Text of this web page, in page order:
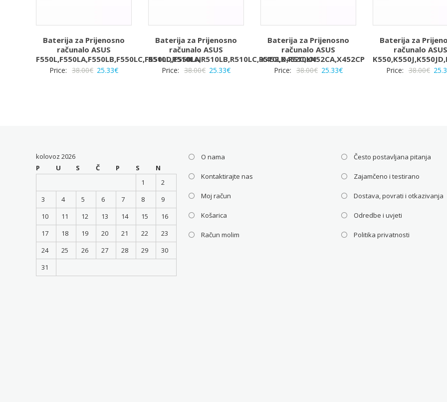
Baterija za Prijenosno
računalo ASUS
F550L,F550LA,F550LB,F550LC,F550LD,F550LN
Price: 38.00€ Izvorna
25.33€Trenutna
Baterija za Prijenosno
računalo ASUS
R510L,R510LA,R510LB,R510LC,R510LD,R510LN
Price: 38.00€ Izvorna
25.33€Trenutna
Baterija za Prijenosno
računalo ASUS
X452,X452C,X452CA,X452CP
Price: 38.00€ Izvorna
25.33€Trenutna
Baterija za
računalo ASUS
Price: 38.00€
kolovoz 2026
P
U S Č P S
N
1
2
3
4 5 6 7 8
9
10
11 12 13 14 15
16
17
18 19 20 21 22
23
24
25 26 27 28 29
30
31
O nama
Kontaktirajte nas
Moj račun
Košarica
Račun molim
Često postavljana pitanja
Zajamčeno i testirano
Dostava, povrati i otkazivanja
Odredbe i uvjeti
Politika privatnosti